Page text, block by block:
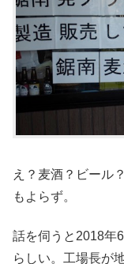
え？麦酒？ビール
もよらず。
話を伺うと2018年
らしい。工場長が